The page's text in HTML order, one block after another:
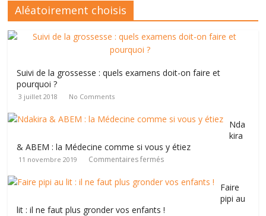
Aléatoirement choisis
Suivi de la grossesse : quels examens doit-on faire et
pourquoi ?
3 juillet 2018 No Comments
Nda
kira
& ABEM : la Médecine comme si vous y étiez
11 novembre 2019 Commentaires fermés
Faire
pipi au
lit : il ne faut plus gronder vos enfants !